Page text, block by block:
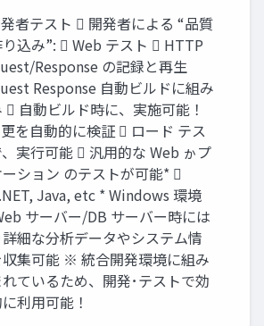
者テスト  開発者による “品質
り込み”:  Web テスト  HTTP
Response の記録と再生
Response 自動ビルドに組み
 自動ビルド時に、実施可能！
を自動的に検証  ロード テス
、実行可能  汎用的な Web ゕプ
ーション のテストが可能* 
Java, etc * Windows 環境
サーバー/DB サーバー時には
詳細な分析データやシステム情
集可能 ※ 統合開発環境に組み
ているため、開発･テストで効
利用可能！